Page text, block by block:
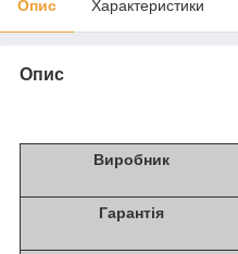
Опис Характеристики
Опис
Виробник
Гарантія